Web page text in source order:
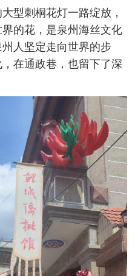
型刺桐花灯一路绽放，
的花，是泉州海丝文化
人坚定走向世界的步
在通政巷，也留下了深